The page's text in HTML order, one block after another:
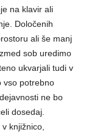
na klavir ali
Določenih
ali še manj
sob uredimo
ukvarjali tudi v
vso potrebno
ne bo
dosedaj.
knjižnico,